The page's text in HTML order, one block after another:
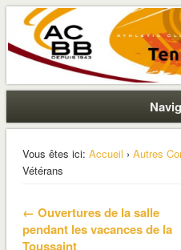
ACBB – Tennis
La section ping de Boulogne
Vous êtes ici: Accueil › Autres
Vétérans
← Ouvertures de la salle
pendant les vacances de la
Toussaint